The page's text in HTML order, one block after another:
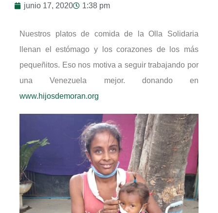
junio 17, 2020 1:38 pm
Nuestros platos de comida de la Olla Solidaria
llenan el estómago y los corazones de los más
pequeñitos. Eso nos motiva a seguir trabajando por
una Venezuela mejor. donando en
www.hijosdemoran.org